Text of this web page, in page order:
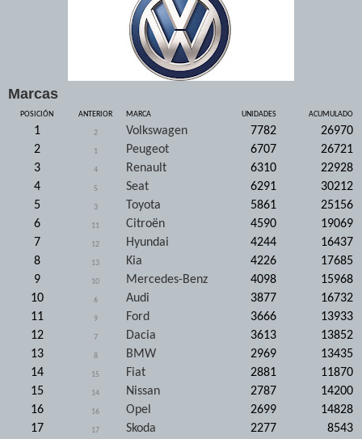
Marcas
POSICIÓN ANTERIOR MARCA UNIDADES ACUMULADO
1 2 Volkswagen 7782
26970
2
1 Peugeot 6707
26721
3
4 Renault 6310
22928
4
5 Seat 6291
30212
5
3 Toyota 5861
25156
6
11 Citroën 4590
19069
7
12 Hyundai 4244
16437
8
13 Kia 4226
17685
9
10 Mercedes-Benz 4098
15968
10
6 Audi 3877
16732
11
9 Ford 3666
13933
12
7 Dacia 3613
13852
13
8 BMW 2969
13435
14
15 Fiat 2881
11870
15
14 Nissan 2787
14200
16
16 Opel 2699
14828
17
17 Skoda 2277
8543